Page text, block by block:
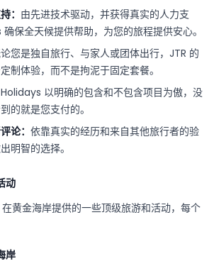
： 由先进技术驱动，并获得真实的人力支
保全天候提供帮助，为您的旅程提供安心。
您是独自旅行、与家人或团体出行，JTR 的
制体验，而不是拘泥于固定套餐。
以明确的包含和不包含项目为傲，没
的就是您支付的。
论： 依靠真实的经历和来自其他旅行者的验
明智的选择。
动
黄金海岸提供的一些顶级旅游和活动，每个
岸